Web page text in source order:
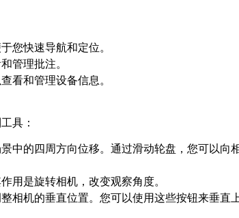
您快速导航和定位。
管理批注。
看和管理设备信息。
具：
中的四周方向位移。通过滑动轮盘，您可以向
用是旋转相机，改变观察角度。
相机的垂直位置。您可以使用这些按钮来垂直